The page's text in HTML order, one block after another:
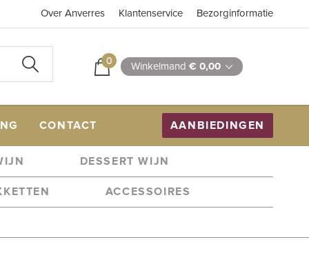
Over Anverres Klantenservice Bezorginformatie
0 Winkelmand € 0,00
CONTACT AANBIEDINGEN
DESSERT WIJN
ACCESSOIRES